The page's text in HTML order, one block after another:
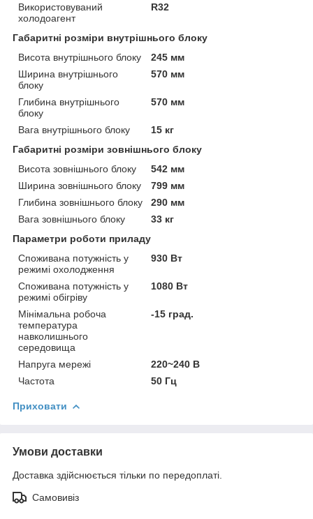
Використовуваний
холодоагент
R32
Габаритні розміри внутрішнього блоку
Висота внутрішнього блоку
245 мм
Ширина внутрішнього
блоку
570 мм
Глибина внутрішнього
блоку
570 мм
Вага внутрішнього блоку
15 кг
Габаритні розміри зовнішнього блоку
Висота зовнішнього блоку
542 мм
Ширина зовнішнього блоку
799 мм
Глибина зовнішнього блоку
290 мм
Вага зовнішнього блоку
33 кг
Параметри роботи приладу
Споживана потужність у
режимі охолодження
930 Вт
Споживана потужність у
режимі обігріву
1080 Вт
Мінімальна робоча
температура
навколишнього
середовища
-15 град.
Напруга мережі
220~240 В
Частота
50 Гц
Приховати
Умови доставки
Доставка здійснюється тільки по передоплаті.
Самовивіз